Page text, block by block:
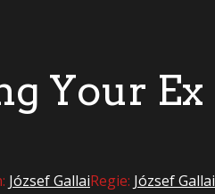
Your Ex
József GallaiRegie: József Gallai